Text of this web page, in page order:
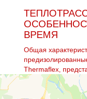
ВРЕМЯ
Общая
Thermaflex,